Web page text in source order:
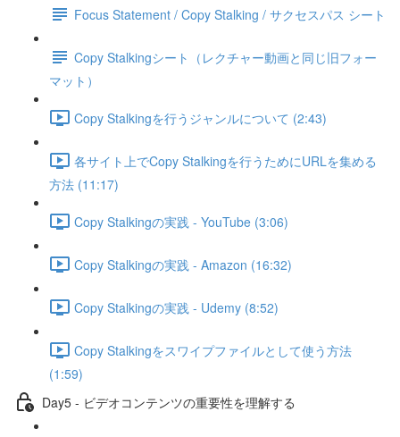
Focus Statement / Copy Stalking / サクセスパス シート
Copy Stalkingシート（レクチャー動画と同じ旧フォー
マット）
Copy Stalkingを行うジャンルについて (2:43)
各サイト上でCopy Stalkingを行うためにURLを集める
方法 (11:17)
Copy Stalkingの実践 - YouTube (3:06)
Copy Stalkingの実践 - Amazon (16:32)
Copy Stalkingの実践 - Udemy (8:52)
Copy Stalkingをスワイプファイルとして使う方法
(1:59)
Day5 - ビデオコンテンツの重要性を理解する